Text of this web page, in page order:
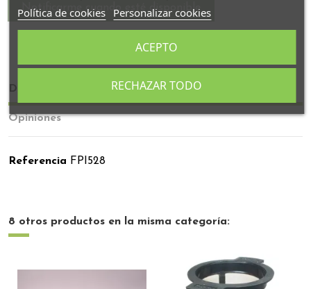
Detalles del producto
Opiniones
Referencia FPI528
8 otros productos en la misma categoría:
Política de cookies Personalizar cookies
RECHAZAR TODO
ACEPTO